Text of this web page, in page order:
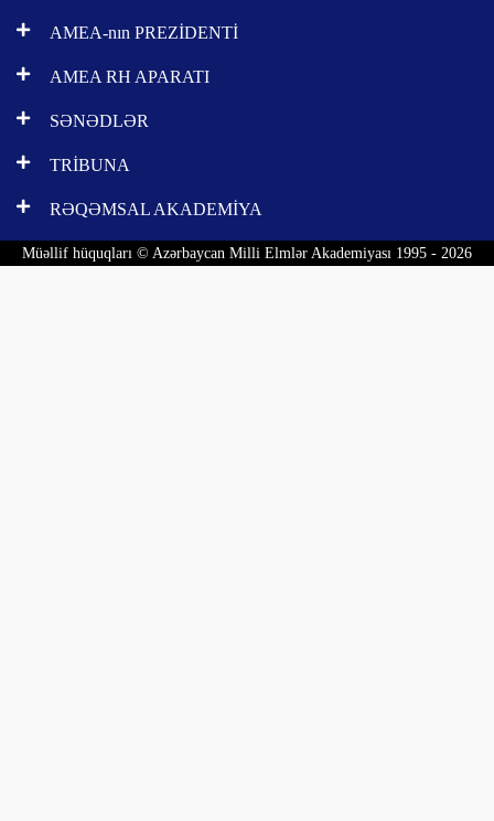
AMEA-nın PREZİDENTİ
AMEA RH APARATI
SƏNƏDLƏR
TRİBUNA
RƏQƏMSAL AKADEMİYA
Müəllif hüquqları © Azərbaycan Milli Elmlər Akademiyası 1995 - 2026